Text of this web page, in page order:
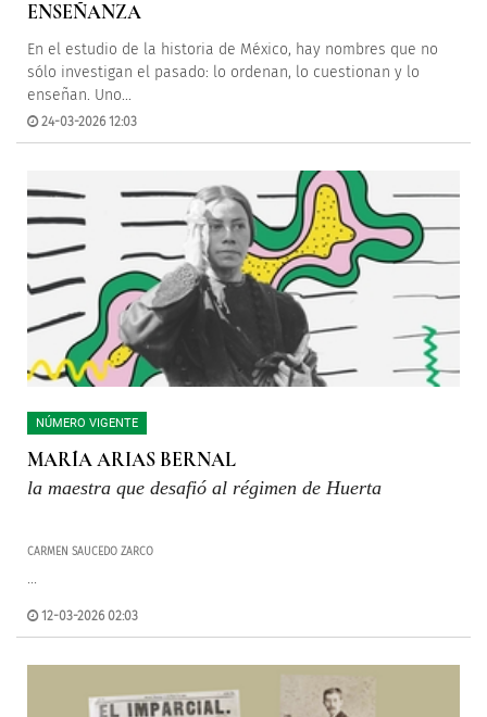
ENSEÑANZA
En el estudio de la historia de México, hay nombres que no
sólo investigan el pasado: lo ordenan, lo cuestionan y lo
enseñan. Uno...
24-03-2026 12:03
NÚMERO VIGENTE
MARÍA ARIAS BERNAL
la maestra que desafió al régimen de Huerta
CARMEN SAUCEDO ZARCO
...
12-03-2026 02:03